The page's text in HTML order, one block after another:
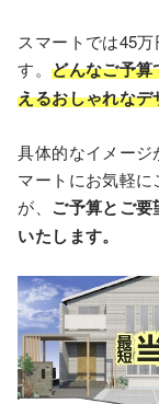
スマートでは45
す。どんなご予
えるおしゃれな
具体的なイメー
マートにお気軽
が、 ご予算とご
いたします。